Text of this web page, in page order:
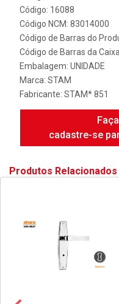
Código: 16088
Código NCM: 83014000
Código de Barras do
Código de Barras da
Embalagem: UNIDADE
Marca: STAM
Fabricante: STAM* 851
cadastre-se
Produtos Relacionados